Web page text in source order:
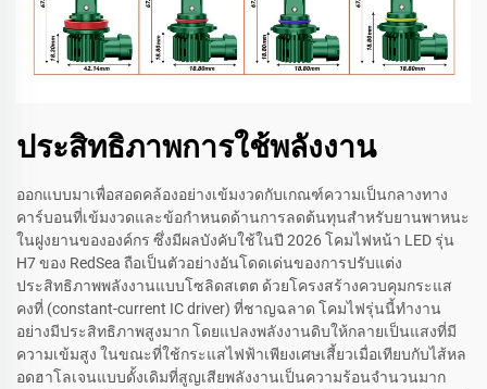
ประสิทธิภาพการใช้พลังงาน
ออกแบบมาเพื่อสอดคล้องอย่างเข้มงวดกับเกณฑ์ความเป็นกลางทาง
คาร์บอนที่เข้มงวดและข้อกำหนดด้านการลดต้นทุนสำหรับยานพาหนะ
ในฝูงยานขององค์กร ซึ่งมีผลบังคับใช้ในปี 2026 โคมไฟหน้า LED รุ่น
H7 ของ RedSea ถือเป็นตัวอย่างอันโดดเด่นของการปรับแต่ง
ประสิทธิภาพพลังงานแบบโซลิดสเตต ด้วยโครงสร้างควบคุมกระแส
คงที่ (constant-current IC driver) ที่ชาญฉลาด โคมไฟรุ่นนี้ทำงาน
อย่างมีประสิทธิภาพสูงมาก โดยแปลงพลังงานดิบให้กลายเป็นแสงที่มี
ความเข้มสูง ในขณะที่ใช้กระแสไฟฟ้าเพียงเศษเสี้ยวเมื่อเทียบกับไส้หล
อดฮาโลเจนแบบดั้งเดิมที่สูญเสียพลังงานเป็นความร้อนจำนวนมาก